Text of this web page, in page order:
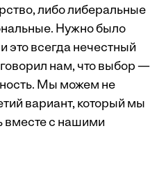
либо либеральные
Нужно было
это всегда нечестный
говорил нам, что выбор —
Мы можем не
вариант, который мы
вместе с нашими